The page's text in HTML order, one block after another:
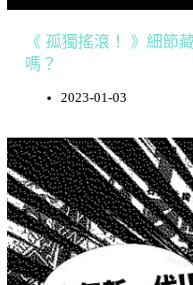
《 孤獨搖滾！ 》細節
嗎？
2023-01-03